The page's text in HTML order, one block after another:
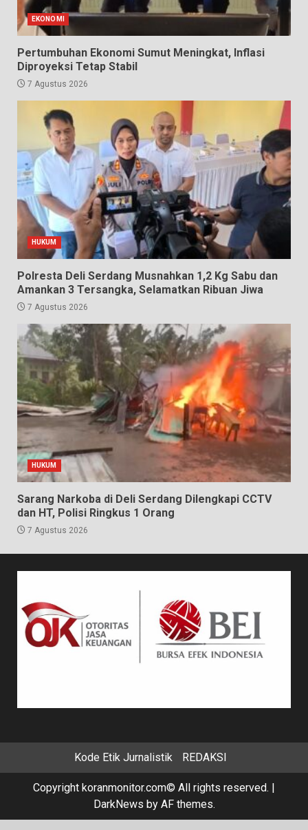
EKONOMI
Pertumbuhan Ekonomi Sumut Meningkat, Inflasi
Diproyeksi Tetap Stabil
7 Agustus 2026
HUKUM
Polresta Deli Serdang Musnahkan 1,2 Kg Sabu dan
Amankan 3 Tersangka, Selamatkan Ribuan Jiwa
7 Agustus 2026
HUKUM
Sarang Narkoba di Deli Serdang Dilengkapi CCTV
dan HT, Polisi Ringkus 1 Orang
7 Agustus 2026
Kode Etik Jurnalistik REDAKSI
Copyright koranmonitor.com© All rights reserved. |
DarkNews by AF themes.